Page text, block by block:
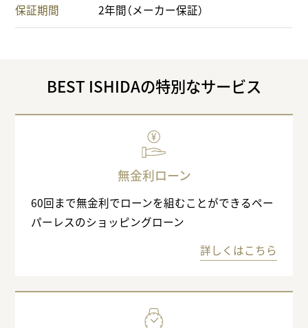
保証期間 2年間（メーカー保証）
BEST ISHIDAの特別なサービス
無金利ローン
60回まで無金利でローンを組むことができるペー
パーレスのショッピングローン
詳しくはこちら